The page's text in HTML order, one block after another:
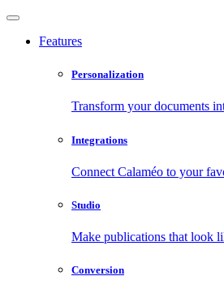
Features
Personalization
Transform your documents
Integrations
Connect Calaméo to your
Studio
Make publications that look
Conversion